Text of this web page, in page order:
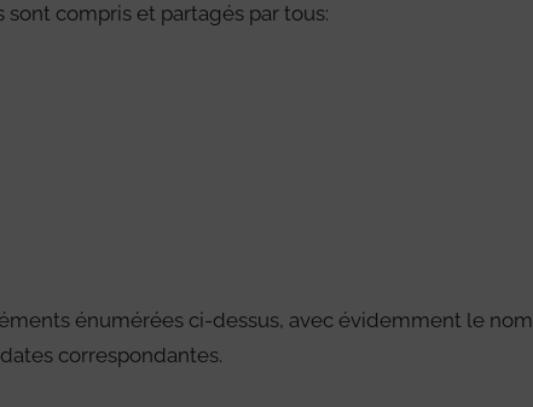
sont compris et partagés par tous:
énumérées ci-dessus, avec évidemment le nom
correspondantes.